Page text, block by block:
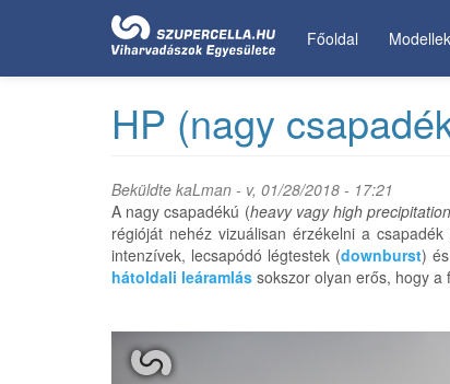
Főoldal Modellek
HP (nagy
Beküldte kaLman - v, 01/28/2018 - 17:21
A nagy csapadékú (heavy vagy high
régióját nehéz vizuálisan érzékelni a
intenzívek, lecsapódó légtestek (downburst)
hátoldali leáramlás sokszor olyan erős, hogy